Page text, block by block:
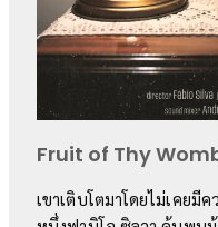
Fruit of Thy
เขาเติบโตมาโดยไม่เคย